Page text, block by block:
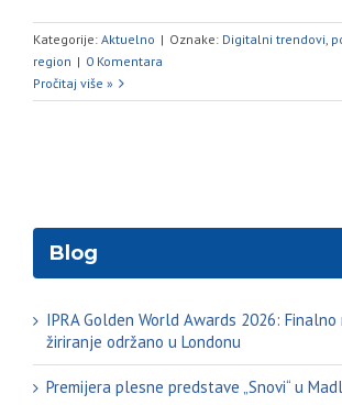
Kategorije: Aktuelno | Oznake: Digitalni trendovi
region | 0 Komentara
Pročitaj više »
Blog
IPRA Golden World Awards 2026:
žiriranje održano u Londonu
Premijera plesne predstave „Snovi“ u